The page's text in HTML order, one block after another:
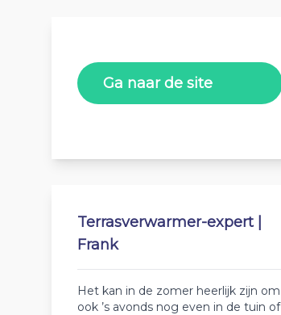
Ga naar de site
Terrasverwarmer-expert |
Frank
Het kan in de zomer heerlijk zijn om
ook ’s avonds nog even in de tuin of